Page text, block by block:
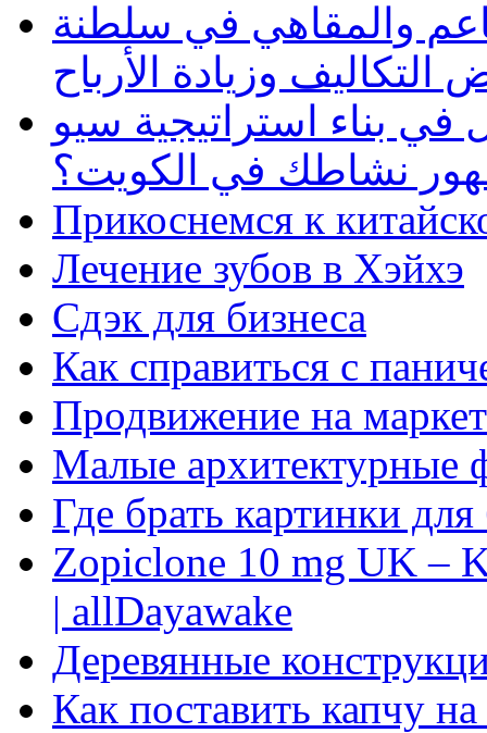
والمقاهي في سلطنة
وزيادة الأرباح
بناء استراتيجية سيو
نشاطك في الكويت؟
Прикоснемся к
Лечение зубов в Хэйхэ
Сдэк для бизнеса
Как справиться с
Продвижение на
Малые архитектурные
Где брать картинки
Zopiclone 10 mg UK –
| allDayawake
Деревянные
Как поставить капчу